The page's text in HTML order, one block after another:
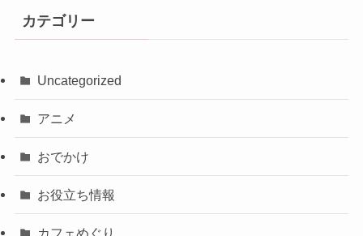
カテゴリー
Uncategorized
アニメ
おでかけ
お役立ち情報
カフェめぐり